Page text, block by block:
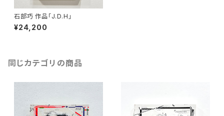
石部巧 作品「J.D.H」
¥24,200
同じカテゴリの商品